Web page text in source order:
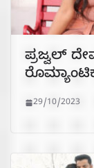
ಪ್ರಜ್ವಲ್
29/10/2023